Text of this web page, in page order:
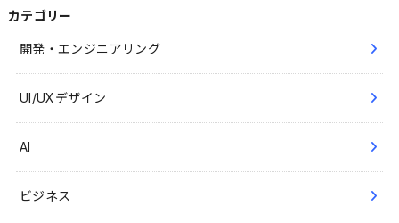
カテゴリー
開発・エンジニアリング
UI/UXデザイン
AI
ビジネス